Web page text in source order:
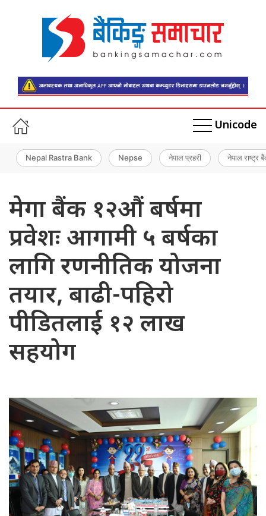
Unicode
Nepal Rastra Bank Nepse नेपाल प्रहरी नेपाल राष्ट्र
मेगा बैंक १२औं बर्षमा
प्रवेशः आगामी ५ बर्षका
लागि रणनीतिक योजना
तयार, बाढी-पहिरो
पीडितलाई १२ लाख
सहयोग